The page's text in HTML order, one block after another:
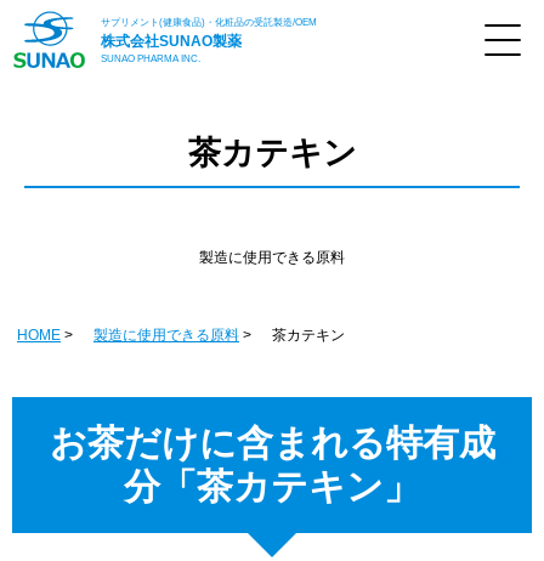
株式会社SUNAO製薬
サプリメント(健康食品)・化粧品の受託製造/OEM
SUNAO PHARMA INC.
茶カテキン
製造に使用できる原料
HOME 製造に使用できる原料 茶カテキン
お茶だけに含まれる特有成
分「茶カテキン」